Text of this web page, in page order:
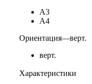
А3
А4
Ориентация—верт.
верт.
Характеристики